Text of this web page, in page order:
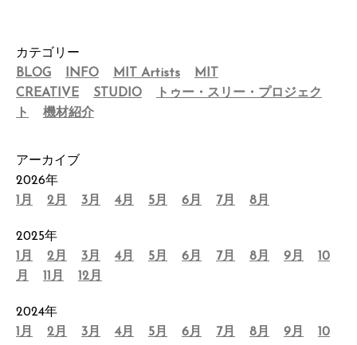
カテゴリー
BLOG
INFO MIT Artists
MIT
CREATIVE
STUDIO
トゥー・スリー・プロジェク
ト
機材紹介
アーカイブ
2026年
1月
2月 3月 4月 5月 6月 7月 8月
2025年
1月
2月 3月 4月 5月 6月 7月 8月 9月
10
月
11月 12月
2024年
1月
2月 3月 4月 5月 6月 7月 8月 9月
10